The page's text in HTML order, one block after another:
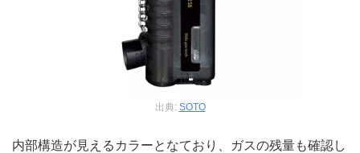
出典: SOTO
内部構造が見えるカラーとなており、ガスの残量も確認し